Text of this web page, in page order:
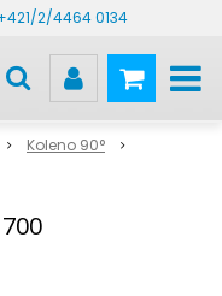
2/4464 0134
Koleno 90°